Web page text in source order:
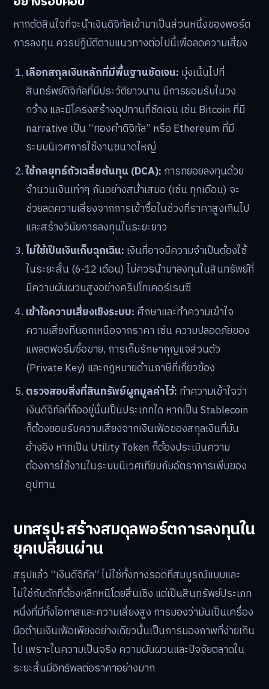
หากตัดสินใจที่จะนำเงินดิจิทัลเข้ามาเป็นส่วนหนึ่งของพอร์ต
การลงทุน ควรปฏิบัติตามแนวทางต่อไปนี้เพื่อลดความเสี่ยง
เลือกสกุลเงินหลักที่มีพื้นฐานชัดเจน: มุ่งเน้นไปที่
สินทรัพย์ดิจิทัลที่มีประวัติยาวนาน มีการยอมรับในวง
กว้าง และมีโครงสร้างอุปทานที่ชัดเจน เช่น Bitcoin ที่มี
narrative เป็น “ทองคำดิจิทัล” หรือ Ethereum ที่มี
ระบบนิเวศการใช้งานขนาดใหญ่
ใช้กลยุทธ์ถัวเฉลี่ยต้นทุน (DCA): การทยอยลงทุนด้วย
จำนวนเงินเท่าๆ กันอย่างสม่ำเสมอ (เช่น ทุกเดือน) จะ
ช่วยลดความเสี่ยงจากการเข้าซื้อในช่วงที่ราคาสูงเกินไป
และสร้างวินัยการลงทุนในระยะยาว
ไม่ใช้เป็นเงินเก็บฉุกเฉิน: เงินที่อาจมีความจำเป็นต้องใช้
ในระยะสั้น (6-12 เดือน) ไม่ควรนำมาลงทุนในสินทรัพย์ที่
มีความผันผวนสูงอย่างคริปโทเคอร์เรนซี
เข้าใจความเสี่ยงเชิงระบบ: ศึกษาและทำความเข้าใจ
ความเสี่ยงที่นอกเหนือจากราคา เช่น ความปลอดภัยของ
แพลตฟอร์มซื้อขาย, การเก็บรักษากุญแจส่วนตัว
(Private Key) และกฎหมายด้านภาษีที่เกี่ยวข้อง
ตรวจสอบสิ่งที่สินทรัพย์ผูกมูลค่าไว้: ทำความเข้าใจว่า
เงินดิจิทัลที่ถืออยู่นั้นเป็นประเภทใด หากเป็น Stablecoin
ก็ต้องยอมรับความเสี่ยงจากเงินเฟ้อของสกุลเงินที่มัน
อ้างอิง หากเป็น Utility Token ก็ต้องประเมินความ
ต้องการใช้งานในระบบนิเวศเทียบกับอัตราการเพิ่มของ
อุปทาน
บทสรุป: สร้างสมดุลพอร์ตการลงทุนใน
ยุคเปลี่ยนผ่าน
สรุปแล้ว “เงินดิจิทัล” ไม่ใช่ทั้งทางรอดที่สมบูรณ์แบบและ
ไม่ใช่กับดักที่ต้องหลีกหนีโดยสิ้นเชิง แต่เป็นสินทรัพย์ประเภท
หนึ่งที่มีทั้งโอกาสและความเสี่ยงสูง การมองว่ามันเป็นเครื่อง
มือต้านเงินเฟ้อเพียงอย่างเดียวนั้นเป็นการมองภาพที่ง่ายเกิน
ไป เพราะในความเป็นจริง ความผันผวนและปัจจัยตลาดใน
ระยะสั้นมีอิทธิพลต่อราคาอย่างมาก